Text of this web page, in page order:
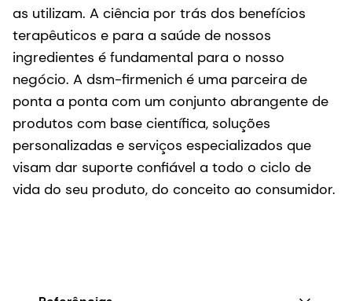
as utilizam. A ciência por trás dos benefícios
terapêuticos e para a saúde de nossos
ingredientes é fundamental para o nosso
negócio. A dsm-firmenich é uma parceira de
ponta a ponta com um conjunto abrangente de
produtos com base científica, soluções
personalizadas e serviços especializados que
visam dar suporte confiável a todo o ciclo de
vida do seu produto, do conceito ao consumidor.